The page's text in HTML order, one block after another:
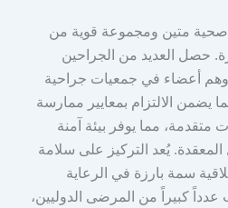
صحية متين ومجموعة قوية من
حصل العديد من الجراحين
أعضاء في جمعيات جراحية
يضمن الالتزام بمعايير ممارسة
متقدمة، مما يوفر بيئة آمنة
يُعد التركيز على سلامة
سمة بارزة في الرعاية
عدداً كبيراً من المرضى الدوليين،